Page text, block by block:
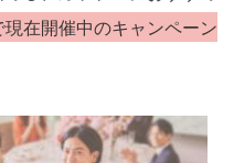
在開催中のキャンペーン